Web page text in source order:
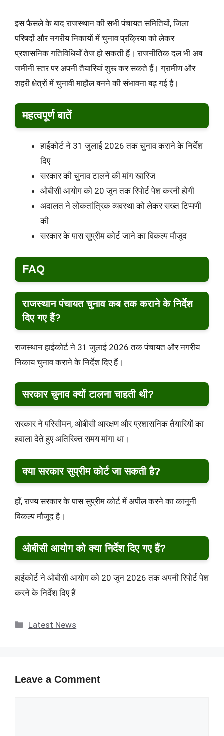
इस फैसले के बाद राजस्थान की सभी पंचायत समितियों, जिला
परिषदों और नगरीय निकायों में चुनाव प्रक्रिया को लेकर
प्रशासनिक गतिविधियाँ तेज हो सकती हैं। राजनीतिक दल भी अब
जमीनी स्तर पर अपनी तैयारियां शुरू कर सकते हैं। ग्रामीण और
शहरी क्षेत्रों में चुनावी माहौल बनने की संभावना बढ़ गई है।
महत्वपूर्ण बातें
हाईकोर्ट ने 31 जुलाई 2026 तक चुनाव कराने के निर्देश
दिए
सरकार की चुनाव टालने की मांग खारिज
ओबीसी आयोग को 20 जून तक रिपोर्ट पेश करनी होगी
अदालत ने लोकतांत्रिक व्यवस्था को लेकर सख्त टिप्पणी
की
सरकार के पास सुप्रीम कोर्ट जाने का विकल्प मौजूद
FAQ
राजस्थान पंचायत चुनाव कब तक कराने के निर्देश
दिए गए हैं?
राजस्थान हाईकोर्ट ने 31 जुलाई 2026 तक पंचायत और नगरीय
निकाय चुनाव कराने के निर्देश दिए हैं।
सरकार चुनाव क्यों टालना चाहती थी?
सरकार ने परिसीमन, ओबीसी आरक्षण और प्रशासनिक तैयारियों का
हवाला देते हुए अतिरिक्त समय मांगा था।
क्या सरकार सुप्रीम कोर्ट जा सकती है?
हाँ, राज्य सरकार के पास सुप्रीम कोर्ट में अपील करने का कानूनी
विकल्प मौजूद है।
ओबीसी आयोग को क्या निर्देश दिए गए हैं?
हाईकोर्ट ने ओबीसी आयोग को 20 जून 2026 तक अपनी रिपोर्ट पेश
करने के निर्देश दिए हैं
Categories
Latest News
Leave a Comment